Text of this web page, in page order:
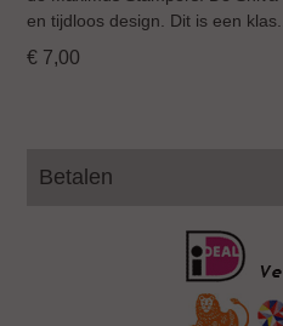
en tijdloos design. Dit is een
€ 7,00
Betalen